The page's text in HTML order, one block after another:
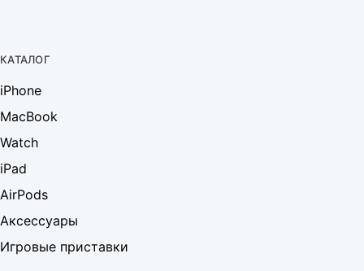
КАТАЛОГ
iPhone
MacBook
Watch
iPad
AirPods
Аксессуары
Игровые приставки